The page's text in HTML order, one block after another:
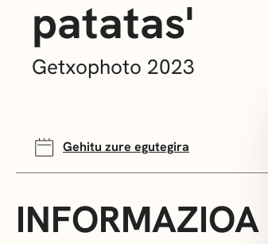
patatas'
Getxophoto 2023
Gehitu zure egutegira
INFORMAZIOA